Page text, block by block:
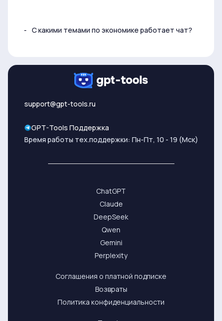
С какими темами по экономике работает чат?
support@gpt-tools.ru
GPT-Tools Поддержка
Время работы тех.поддержки: Пн-Пт, 10 - 19 (Мск)
ChatGPT
Claude
DeepSeek
Qwen
Gemini
Perplexity
Соглашения о платной подписке
Возвраты
Политика конфиденциальности